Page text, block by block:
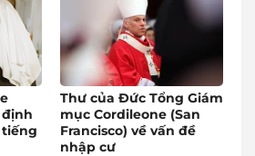
Thư của Đức Tổng Giám
mục Cordileone (San
Francisco) về vấn đề
nhập cư